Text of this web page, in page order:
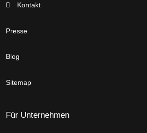
Kontakt
Presse
Blog
Sitemap
Für Unternehmen